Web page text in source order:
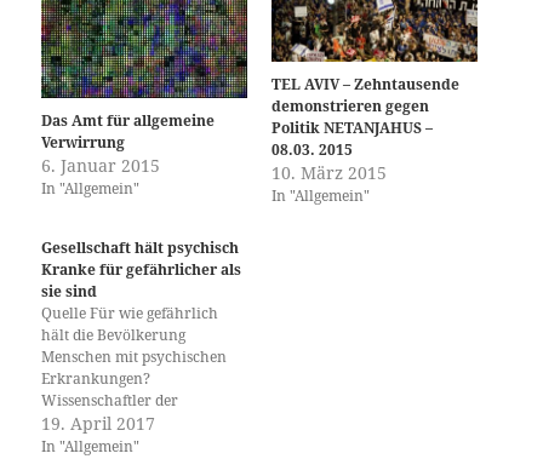
Das Amt für allgemeine
Verwirrung
6. Januar 2015
In "Allgemein"
TEL AVIV – Zehntausende
demonstrieren gegen
Politik NETANJAHUS –
08.03. 2015
10. März 2015
In "Allgemein"
Gesellschaft hält psychisch
Kranke für gefährlicher als
sie sind
Quelle Für wie gefährlich
hält die Bevölkerung
Menschen mit psychischen
Erkrankungen?
Wissenschaftler der
Universität Basel und der
Universitären
19. April 2017
In "Allgemein"